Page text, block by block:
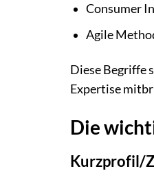
Consumer
Agile
Diese Begriffe
Expertise
Die
Kurzprofil/